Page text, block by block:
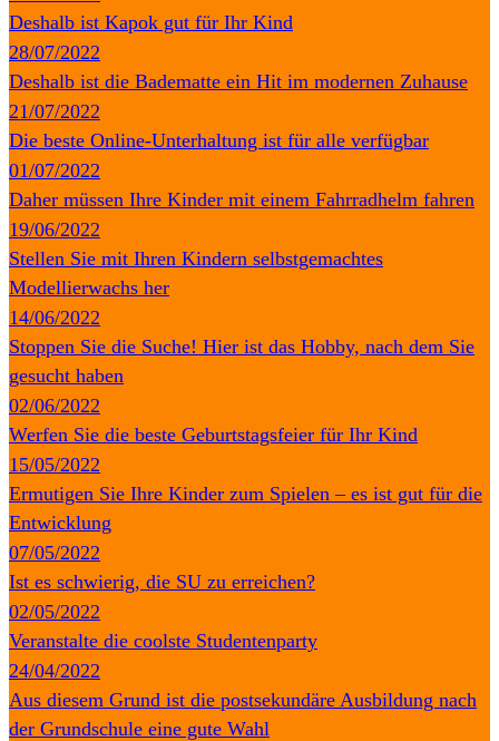
Deshalb ist Kapok gut für Ihr Kind
28/07/2022
Deshalb ist die Badematte ein Hit im modernen Zuhause
21/07/2022
Die beste Online-Unterhaltung ist für alle verfügbar
01/07/2022
Daher müssen Ihre Kinder mit einem Fahrradhelm fahren
19/06/2022
Stellen Sie mit Ihren Kindern selbstgemachtes
Modellierwachs her
14/06/2022
Stoppen Sie die Suche! Hier ist das Hobby, nach dem Sie
gesucht haben
02/06/2022
Werfen Sie die beste Geburtstagsfeier für Ihr Kind
15/05/2022
Ermutigen Sie Ihre Kinder zum Spielen – es ist gut für die
Entwicklung
07/05/2022
Ist es schwierig, die SU zu erreichen?
02/05/2022
Veranstalte die coolste Studentenparty
24/04/2022
Aus diesem Grund ist die postsekundäre Ausbildung nach
der Grundschule eine gute Wahl